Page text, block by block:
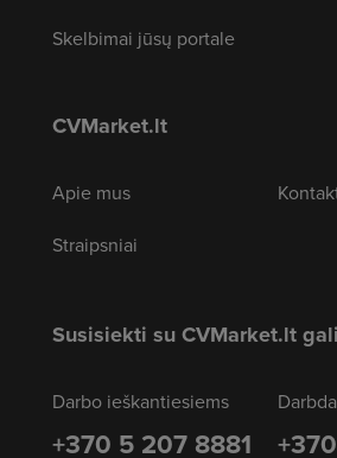
Skelbimai jūsų portale
CVMarket.lt
Apie mus
Straipsniai
Susisiekti su CVMarket.lt
Darbo ieškantiesiems
+370 5 207 8881